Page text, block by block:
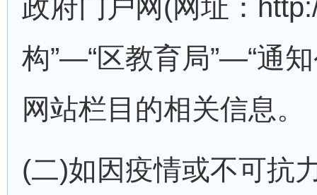
政府门户网(网址：
构”—“区教育局”—“通
网站栏目的相关信息。
(二)如因疫情或不可抗